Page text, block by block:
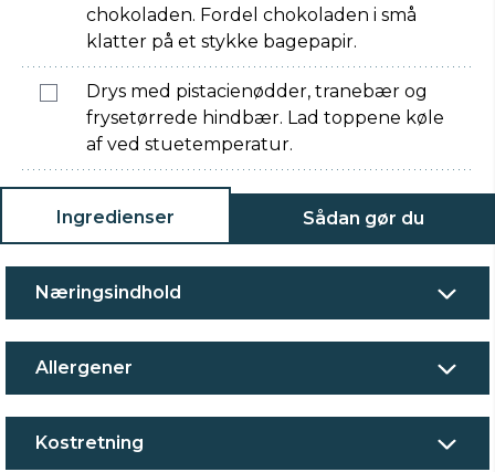
chokoladen. Fordel chokoladen i små
klatter på et stykke bagepapir.
Drys med pistacienødder, tranebær og
frysetørrede hindbær. Lad toppene køle
af ved stuetemperatur.
Ingredienser Sådan gør du
Næringsindhold
Allergener
Kostretning